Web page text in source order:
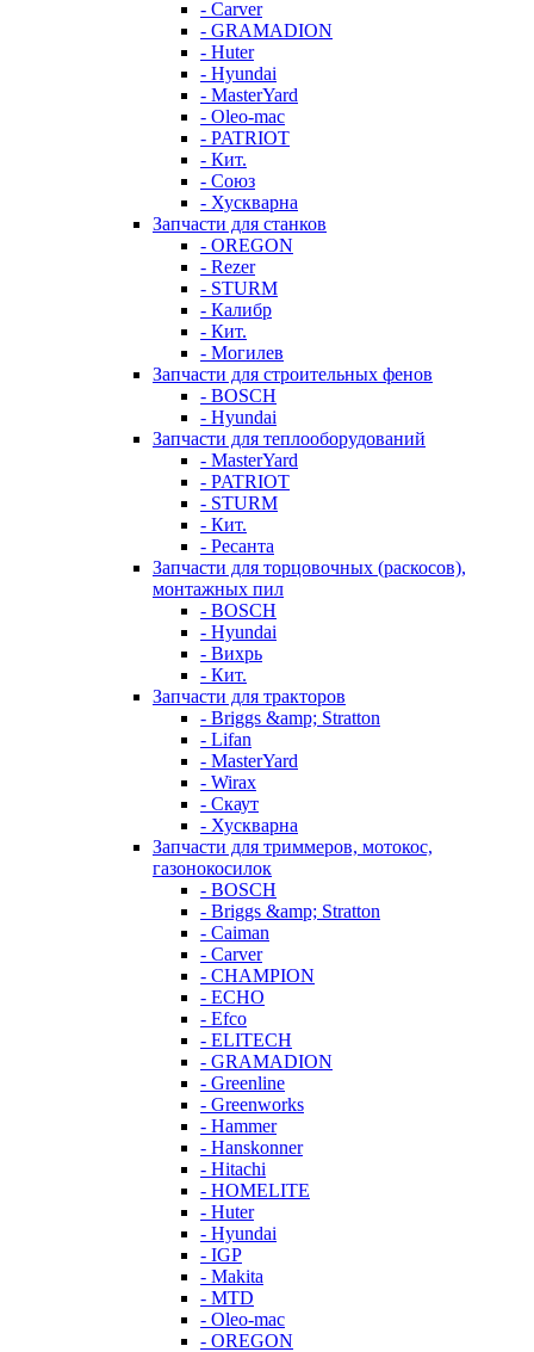
- Carver
- GRAMADION
- Huter
- Hyundai
- MasterYard
- Oleo-mac
- PATRIOT
- Кит.
- Союз
- Хускварна
Запчасти для станков
- OREGON
- Rezer
- STURM
- Калибр
- Кит.
- Могилев
Запчасти для строительных фенов
- BOSCH
- Hyundai
Запчасти для теплооборудований
- MasterYard
- PATRIOT
- STURM
- Кит.
- Ресанта
Запчасти для торцовочных (раскосов),
монтажных пил
- BOSCH
- Hyundai
- Вихрь
- Кит.
Запчасти для тракторов
- Briggs &amp; Stratton
- Lifan
- MasterYard
- Wirax
- Скаут
- Хускварна
Запчасти для триммеров, мотокос,
газонокосилок
- BOSCH
- Briggs &amp; Stratton
- Caiman
- Carver
- CHAMPION
- ECHO
- Efco
- ELITECH
- GRAMADION
- Greenline
- Greenworks
- Hammer
- Hanskonner
- Hitachi
- HOMELITE
- Huter
- Hyundai
- IGP
- Makita
- MTD
- Oleo-mac
- OREGON